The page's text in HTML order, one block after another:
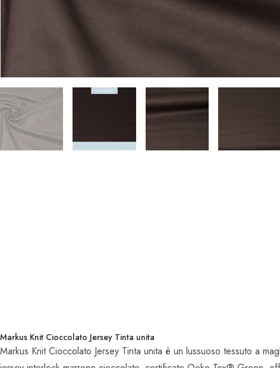
Markus Knit Cioccolato Jersey Tinta unita
Markus Knit Cioccolato Jersey Tinta unita è un lussuoso tessuto a